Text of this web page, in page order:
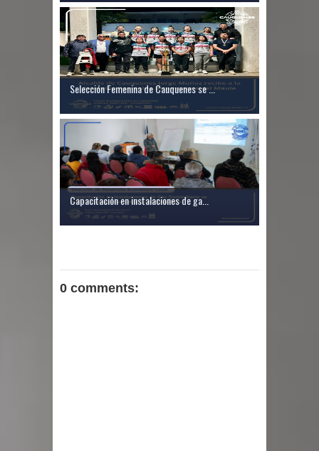
Selección Femenina de Cauquenes se ...
Capacitación en instalaciones de ga...
0 comments: